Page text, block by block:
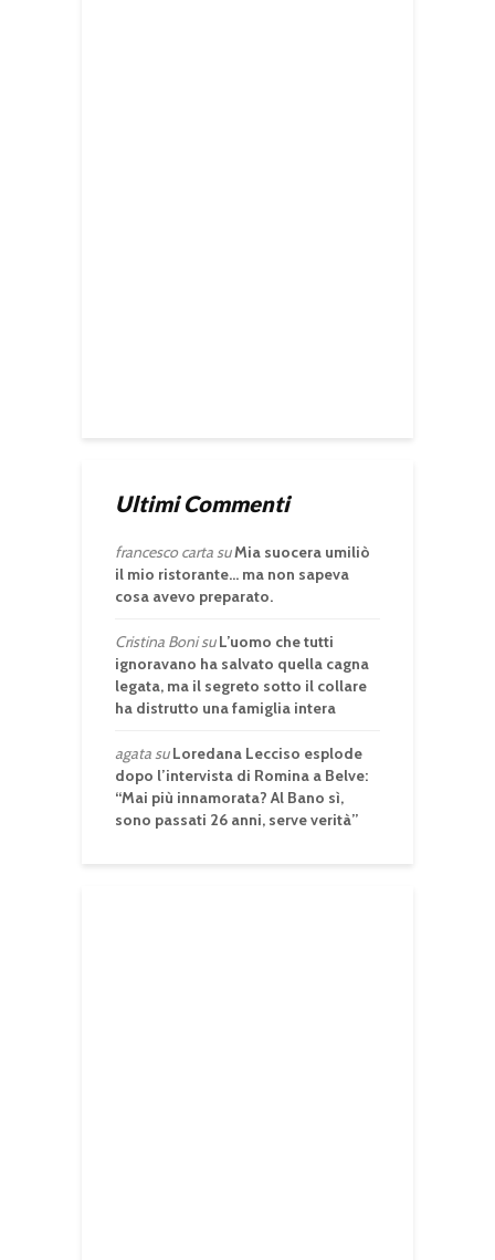
Ultimi Commenti
francesco cartasuMia suocera umiliò
il mio ristorante… ma non sapeva
cosa avevo preparato.
Cristina BonisuL’uomo che tutti
ignoravano ha salvato quella cagna
legata, ma il segreto sotto il collare
ha distrutto una famiglia intera
agatasuLoredana Lecciso esplode
dopo l’intervista di Romina a Belve:
“Mai più innamorata? Al Bano sì,
sono passati 26 anni, serve verità”